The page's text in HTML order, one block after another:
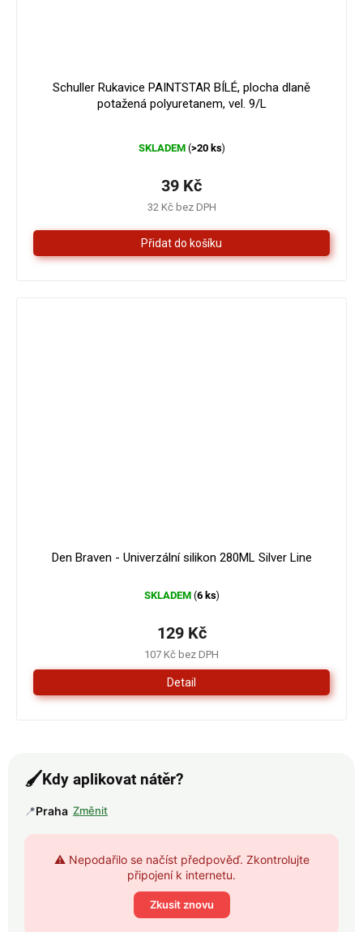
Schuller Rukavice PAINTSTAR BÍLÉ, plocha dlaně
potažená polyuretanem, vel. 9/L
hodnocení
je
z
5
hvězdiček.
SKLADEM (>20 ks)
32 Kč bez DPH
39 Kč
Den Braven - Univerzální silikon 280ML Silver Line
SKLADEM (6 ks)
107 Kč bez DPH
129 Kč
Detail
🖌️Kdy aplikovat nátěr?
📍Praha Změnit
⚠️ Nepodařilo se načíst předpověď. Zkontrolujte
připojení k internetu.
Zkusit znovu